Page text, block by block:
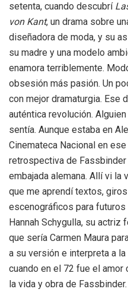
setenta, cuando descubrí
von Kant, un drama sobre
diseñadora de moda, y su
su madre y una modelo
enamora terriblemente.
obsesión más pasión. Un
con mejor dramaturgia. Ese
auténtica revolución.
sentía. Aunque estaba en
Cinemateca Nacional en
retrospectiva de
embajada alemana. Allí vi la
que me aprendí textos,
escenográficos para
Hannah Schygulla, su actriz
que sería Carmen Maura
a su versión e interpreta a
cuando en el 72 fue el amor
la vida y obra de Fassbinder.